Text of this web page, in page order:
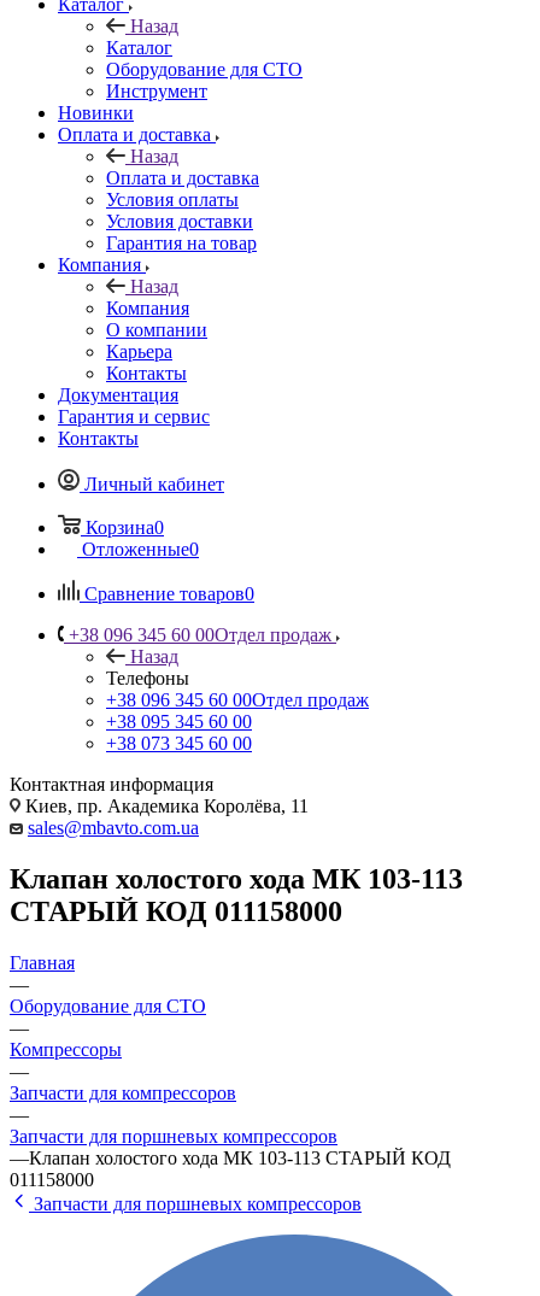
Каталог
Назад
Каталог
Оборудование для СТО
Инструмент
Новинки
Оплата и доставка
Назад
Оплата и доставка
Условия оплаты
Условия доставки
Гарантия на товар
Компания
Назад
Компания
О компании
Карьера
Контакты
Документация
Гарантия и сервис
Контакты
Личный кабинет
Корзина0
Отложенные0
Сравнение товаров0
+38 096 345 60 00Отдел продаж
Назад
Телефоны
+38 096 345 60 00Отдел продаж
+38 095 345 60 00
+38 073 345 60 00
Контактная информация
Киев, пр. Академика Королёва, 11
sales@mbavto.com.ua
Клапан холостого хода МК 103-113
СТАРЫЙ КОД 011158000
Главная
—
Оборудование для СТО
—
Компрессоры
—
Запчасти для компрессоров
—
Запчасти для поршневых компрессоров
—Клапан холостого хода МК 103-113 СТАРЫЙ КОД
011158000
Запчасти для поршневых компрессоров